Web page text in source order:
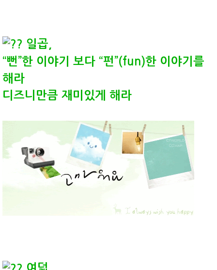
일곱,
“뻔”한 이야기 보다 “펀”(fun)한 이야기를
해라
디즈니만큼 재미있게 해라